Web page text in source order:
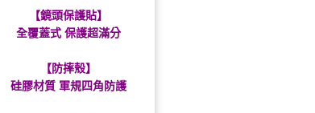
【鏡頭保護貼】
全覆蓋式 保護超滿分
【防摔殼】
硅膠材質 軍規四角防護